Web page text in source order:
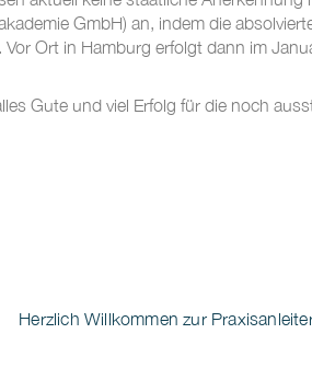
GmbH) an, indem die
Ort in Hamburg erfolgt dann im
Gute und viel Erfolg für die noch
Herzlich Willkommen zur